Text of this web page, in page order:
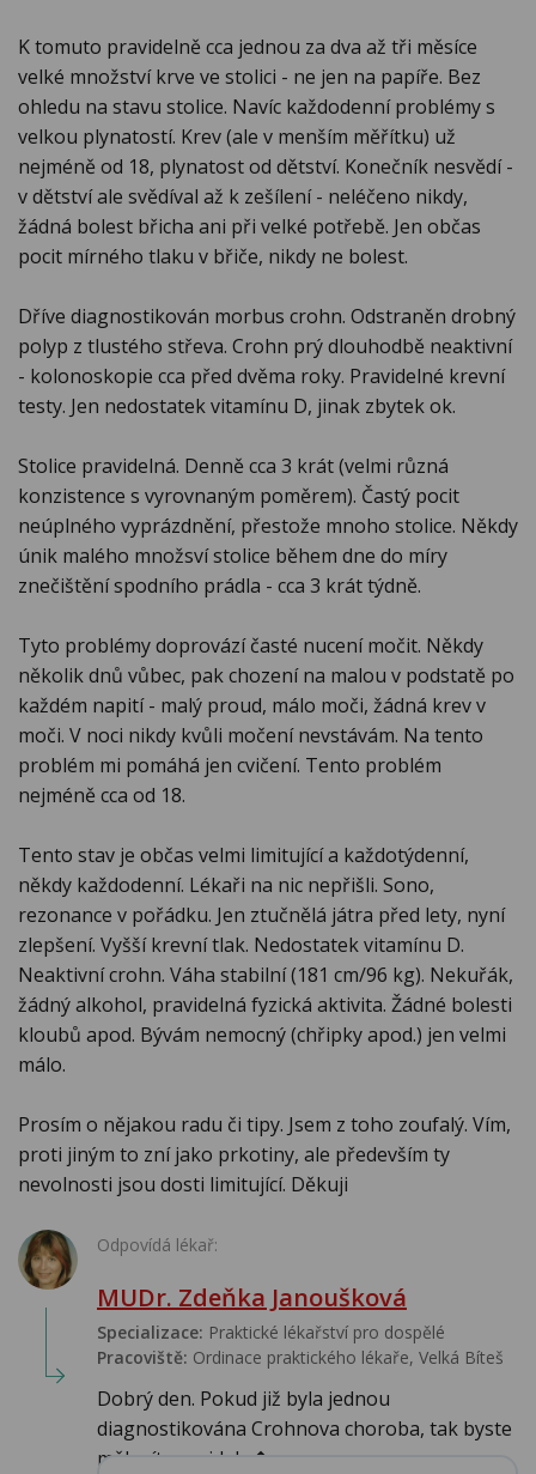
K tomuto pravidelně cca jednou za dva až tři měsíce
velké množství krve ve stolici - ne jen na papíře. Bez
ohledu na stavu stolice. Navíc každodenní problémy s
velkou plynatostí. Krev (ale v menším měřítku) už
nejméně od 18, plynatost od dětství. Konečník nesvědí -
v dětství ale svědíval až k zešílení - neléčeno nikdy,
žádná bolest břicha ani při velké potřebě. Jen občas
pocit mírného tlaku v břiče, nikdy ne bolest.
Dříve diagnostikován morbus crohn. Odstraněn drobný
polyp z tlustého střeva. Crohn prý dlouhodbě neaktivní
- kolonoskopie cca před dvěma roky. Pravidelné krevní
testy. Jen nedostatek vitamínu D, jinak zbytek ok.
Stolice pravidelná. Denně cca 3 krát (velmi různá
konzistence s vyrovnaným poměrem). Častý pocit
neúplného vyprázdnění, přestože mnoho stolice. Někdy
únik malého množsví stolice během dne do míry
znečištění spodního prádla - cca 3 krát týdně.
Tyto problémy doprovází časté nucení močit. Někdy
několik dnů vůbec, pak chození na malou v podstatě po
každém napití - malý proud, málo moči, žádná krev v
moči. V noci nikdy kvůli močení nevstávám. Na tento
problém mi pomáhá jen cvičení. Tento problém
nejméně cca od 18.
Tento stav je občas velmi limitující a každotýdenní,
někdy každodenní. Lékaři na nic nepřišli. Sono,
rezonance v pořádku. Jen ztučnělá játra před lety, nyní
zlepšení. Vyšší krevní tlak. Nedostatek vitamínu D.
Neaktivní crohn. Váha stabilní (181 cm/96 kg). Nekuřák,
žádný alkohol, pravidelná fyzická aktivita. Žádné bolesti
kloubů apod. Bývám nemocný (chřipky apod.) jen velmi
málo.
Prosím o nějakou radu či tipy. Jsem z toho zoufalý. Vím,
proti jiným to zní jako prkotiny, ale především ty
nevolnosti jsou dosti limitující. Děkuji
Odpovídá lékař:
MUDr. Zdeňka Janoušková
Specializace: Praktické lékařství pro dospělé
Pracoviště: Ordinace praktického lékaře, Velká Bíteš
Dobrý den. Pokud již byla jednou
diagnostikována Crohnova choroba, tak byste
měl mít pravideln�...